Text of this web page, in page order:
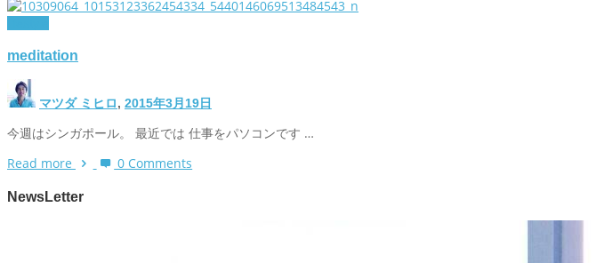
meditation
マツダ ミヒロ, 2015年3月19日
今週はシンガポール。 最近では 仕事をパソコンです …
Read more
0 Comments
NewsLetter